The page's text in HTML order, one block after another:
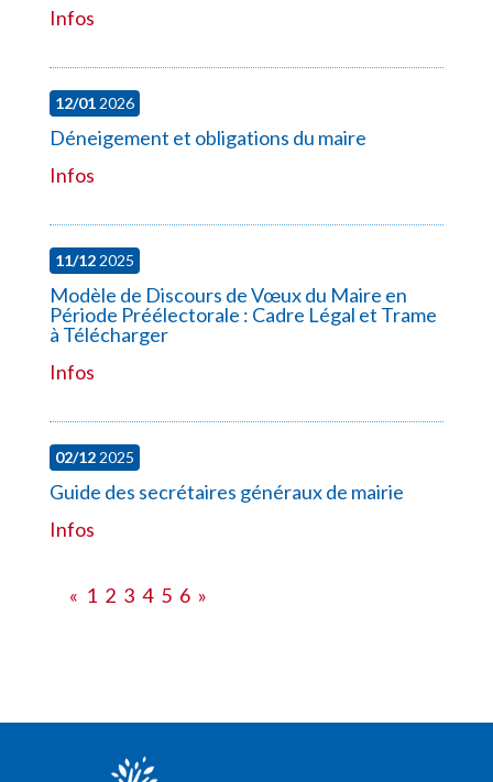
Infos
12/012026
Déneigement et obligations du maire
Infos
11/122025
Modèle de Discours de Vœux du Maire en
Période Préélectorale : Cadre Légal et Trame
à Télécharger
Infos
02/122025
Guide des secrétaires généraux de mairie
Infos
« 1 2 3 4 5 6 »